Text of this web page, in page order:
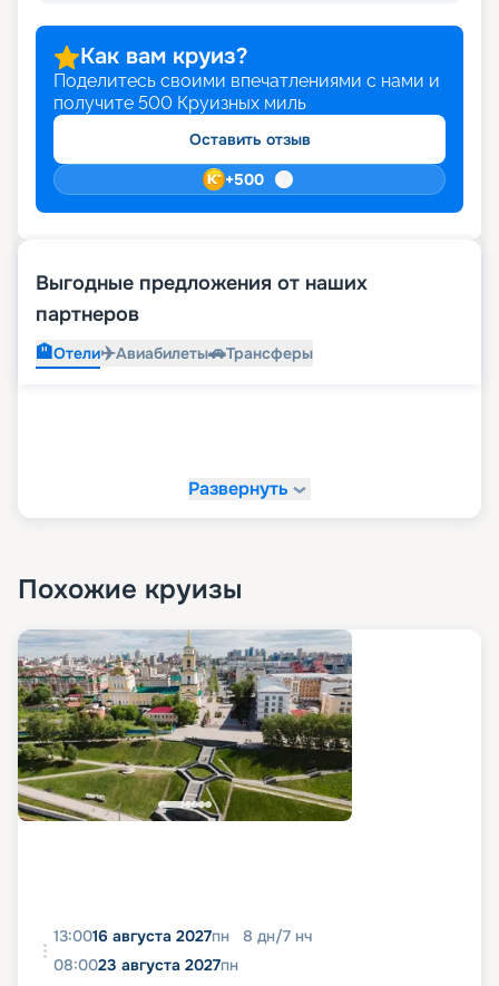
Как вам круиз?
Поделитесь своими впечатлениями с нами и
получите 500 Круизных миль
Оставить отзыв
+500
Выгодные предложения от наших
партнеров
🏨Отели✈️Авиабилеты🚗Трансферы
Развернуть
Похожие круизы
13:0016 августа 2027пн 8 дн/7 нч
08:0023 августа 2027пн